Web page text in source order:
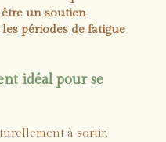
être un soutien
périodes de fatigue
idéal pour se
à sortir,